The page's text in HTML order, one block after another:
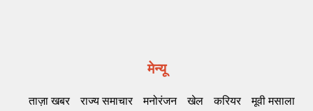
मेन्यू
ताज़ा खबर राज्य समाचार मनोरंजन खेल करियर मूवी मसाला